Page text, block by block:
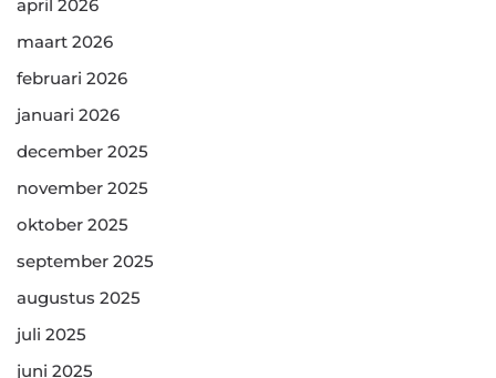
april 2026
maart 2026
februari 2026
januari 2026
december 2025
november 2025
oktober 2025
september 2025
augustus 2025
juli 2025
juni 2025